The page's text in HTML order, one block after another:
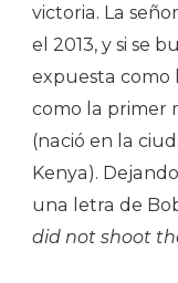
victoria. La
el 2013, y si se
expuesta como
como la primer
(nació en la
Kenya).
una letra de
did not shoot